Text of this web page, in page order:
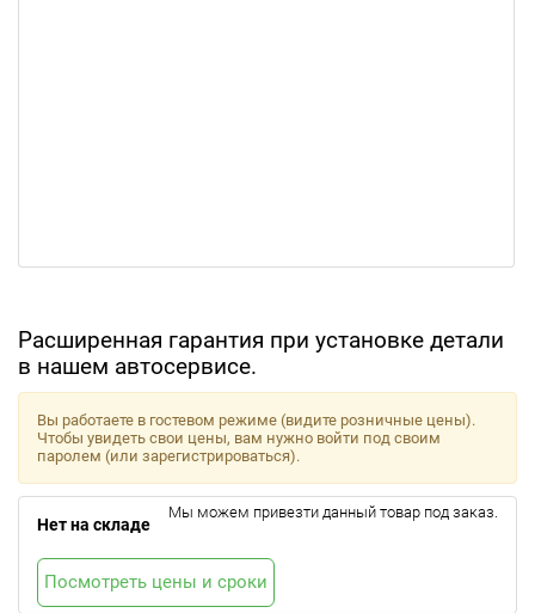
Расширенная гарантия при установке детали
в нашем автосервисе.
Вы работаете в гостевом режиме (видите розничные цены).
Чтобы увидеть свои цены, вам нужно войти под своим
паролем (или зарегистрироваться).
Нет на складе
Мы можем привезти данный товар под заказ.
Посмотреть цены и сроки